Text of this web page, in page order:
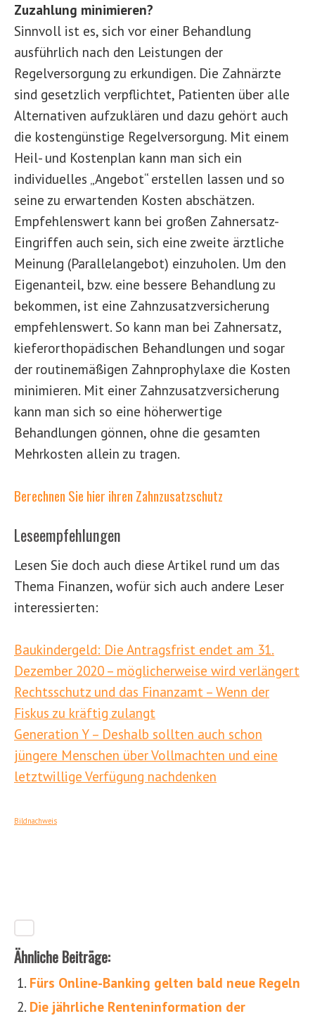
Zuzahlung minimieren?
Sinnvoll ist es, sich vor einer Behandlung
ausführlich nach den Leistungen der
Regelversorgung zu erkundigen. Die Zahnärzte
sind gesetzlich verpflichtet, Patienten über alle
Alternativen aufzuklären und dazu gehört auch
die kostengünstige Regelversorgung. Mit einem
Heil- und Kostenplan kann man sich ein
individuelles „Angebot“ erstellen lassen und so
seine zu erwartenden Kosten abschätzen.
Empfehlenswert kann bei großen Zahnersatz-
Eingriffen auch sein, sich eine zweite ärztliche
Meinung (Parallelangebot) einzuholen. Um den
Eigenanteil, bzw. eine bessere Behandlung zu
bekommen, ist eine Zahnzusatzversicherung
empfehlenswert. So kann man bei Zahnersatz,
kieferorthopädischen Behandlungen und sogar
der routinemäßigen Zahnprophylaxe die Kosten
minimieren. Mit einer Zahnzusatzversicherung
kann man sich so eine höherwertige
Behandlungen gönnen, ohne die gesamten
Mehrkosten allein zu tragen.
Berechnen Sie hier ihren Zahnzusatzschutz
Leseempfehlungen
Lesen Sie doch auch diese Artikel rund um das
Thema Finanzen, wofür sich auch andere Leser
interessierten:
Baukindergeld: Die Antragsfrist endet am 31.
Dezember 2020 – möglicherweise wird verlängert
Rechtsschutz und das Finanzamt – Wenn der
Fiskus zu kräftig zulangt
Generation Y – Deshalb sollten auch schon
jüngere Menschen über Vollmachten und eine
letztwillige Verfügung nachdenken
Bildnachweis
Ähnliche Beiträge:
Fürs Online-Banking gelten bald neue Regeln
Die jährliche Renteninformation der